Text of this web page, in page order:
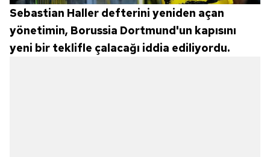
Sebastian Haller defterini yeniden açan
yönetimin, Borussia Dortmund'un kapısını
yeni bir teklifle çalacağı iddia ediliyordu.